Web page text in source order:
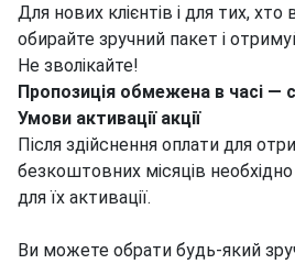
Для нових клієнтів і для тих,
обирайте зручний пакет і
Не зволікайте!
Пропозиція обмежена в часі —
Умови активації акції
Після здійснення оплати для
безкоштовних місяців
для їх активації.
Ви можете обрати будь-який